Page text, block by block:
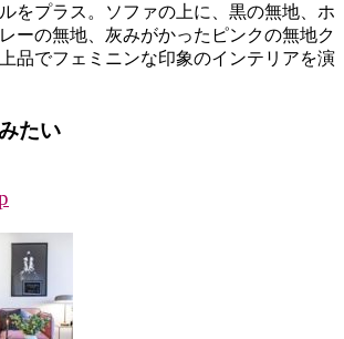
をプラス。ソファの上に、黒の無地、ホ
ーの無地、灰みがかったピンクの無地ク
品でフェミニンな印象のインテリアを演
たい